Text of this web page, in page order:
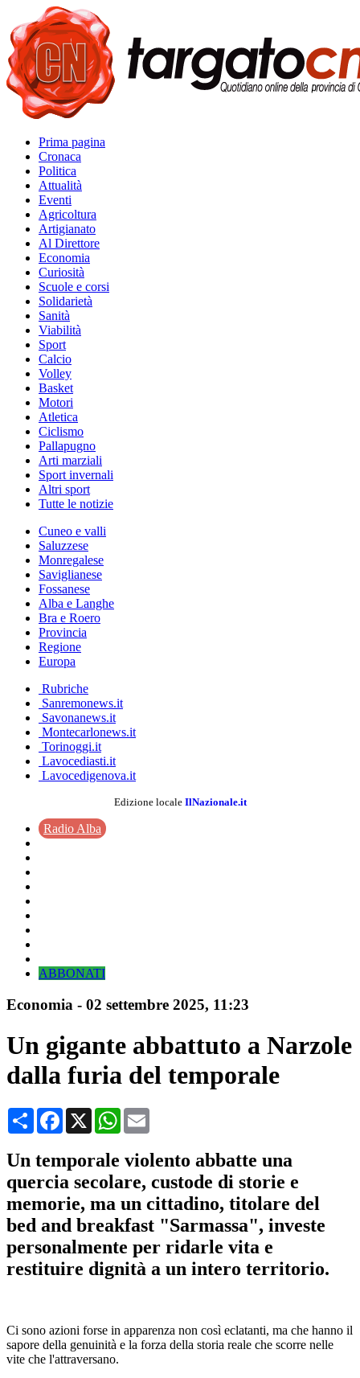
Prima pagina
Cronaca
Politica
Attualità
Eventi
Agricoltura
Artigianato
Al Direttore
Economia
Curiosità
Scuole e corsi
Solidarietà
Sanità
Viabilità
Sport
Calcio
Volley
Basket
Motori
Atletica
Ciclismo
Pallapugno
Arti marziali
Sport invernali
Altri sport
Tutte le notizie
Cuneo e valli
Saluzzese
Monregalese
Saviglianese
Fossanese
Alba e Langhe
Bra e Roero
Provincia
Regione
Europa
Rubriche
Sanremonews.it
Savonanews.it
Montecarlonews.it
Torinoggi.it
Lavocediasti.it
Lavocedigenova.it
Edizione locale IlNazionale.it
Radio Alba
ABBONATI
Economia - 02 settembre 2025, 11:23
Un gigante abbattuto a Narzole
dalla furia del temporale
CondividiFacebook
X WhatsApp
Un temporale violento abbatte una
quercia secolare, custode di storie e
memorie, ma un cittadino, titolare del
bed and breakfast "Sarmassa", investe
personalmente per ridarle vita e
restituire dignità a un intero territorio.
Ci sono azioni forse in apparenza non così eclatanti, ma che hanno il
sapore della genuinità e la forza della storia reale che scorre nelle
vite che l'attraversano.